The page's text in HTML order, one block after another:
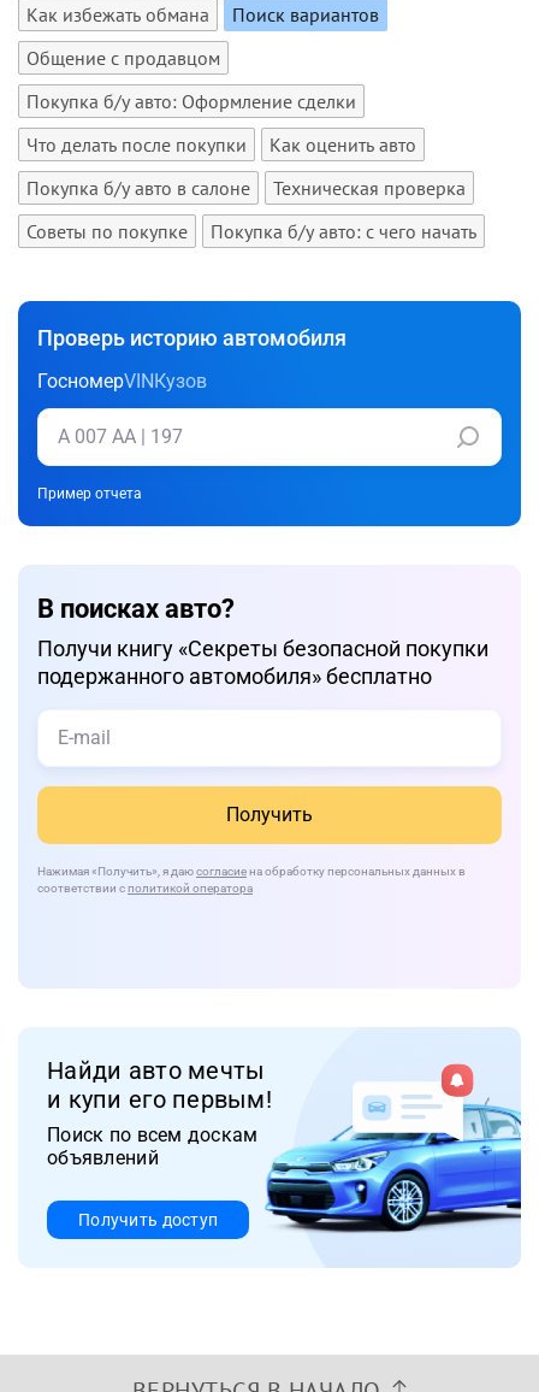
Как избежать обмана
Поиск вариантов
Общение с продавцом
Покупка б/у авто: Оформление сделки
Что делать после покупки
Как оценить авто
Покупка б/у авто в салоне
Техническая проверка
Советы по покупке
Покупка б/у авто: с чего начать
Проверь историю автомобиля
ГосномерVINКузов
Пример отчета
В поисках авто?
Получи книгу «Cекреты безопасной покупки
подержанного автомобиля» бесплатно
Получить
Нажимая «Получить» , я даюсогласиена обработку персональных данных в
соответствии сполитикой оператора
Найди авто мечты
и купи его первым!
Поиск по всем доскам
объявлений
Получить доступ